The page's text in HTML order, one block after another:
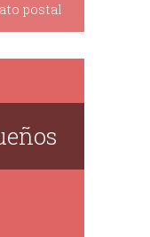
postal